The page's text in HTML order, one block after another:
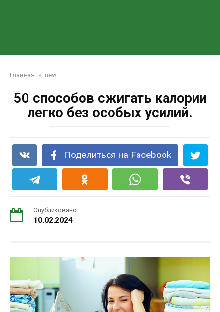
Главная » new
50 способов сжигать калории
легко без особых усилий.
Поделиться на Facebook
Опубликовано
10.02.2024